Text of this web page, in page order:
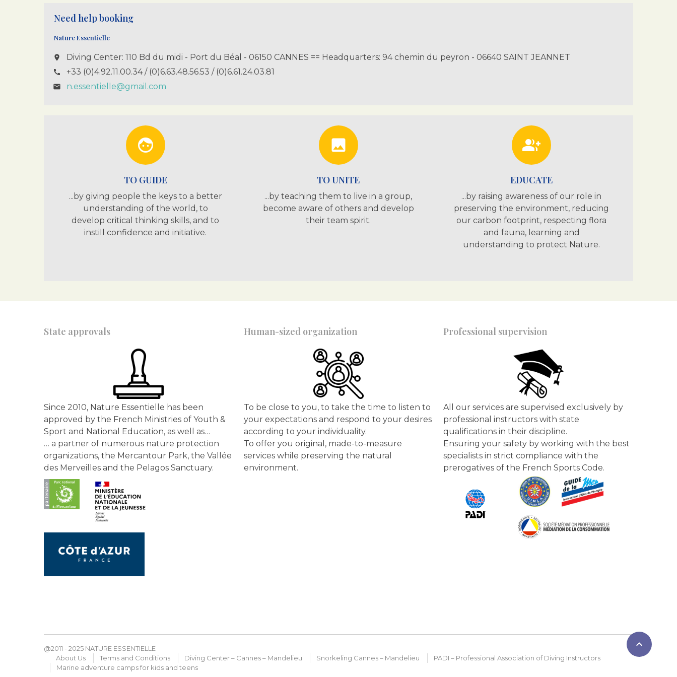
comportements, que Sabine
et François on l'habitude de
voilà ce qui transparaît.
Need help booking
Nature Essentielle
place Diving Center: 110 Bd du midi - Port du Béal - 06150 CANNES == Headquarters: 94 chemin du peyron - 06640 SAINT JEANNET
call +33 (0)4.92.11.00.34 / (0)6.63.48.56.53 / (0)6.61.24.03.81
email n.essentielle@gmail.com
face
TO GUIDE
...by giving people the keys to a better
understanding of the world, to
develop critical thinking skills, and to
instill confidence and initiative.
photo
TO UNITE
...by teaching them to live in a group,
become aware of others and develop
their team spirit.
group_add
EDUCATE
...by raising awareness of our role in
preserving the environment, reducing
our carbon footprint, respecting flora
and fauna, learning and
understanding to protect Nature.
State approvals
Since 2010, Nature Essentielle has been
approved by the French Ministries of Youth &
Sport and National Education, as well as…
… a partner of numerous nature protection
organizations, the Mercantour Park, the Vallée
des Merveilles and the Pelagos Sanctuary.
Human-sized organization
To be close to you, to take the time to listen to
your expectations and respond to your desires
according to your individuality.
To offer you original, made-to-measure
services while preserving the natural
environment.
Professional supervision
All our services are supervised exclusively by
professional instructors with state
qualifications in their discipline.
Ensuring your safety by working with the best
specialists in strict compliance with the
prerogatives of the French Sports Code.
@2011 - 2025 NATURE ESSENTIELLE
About Us
Terms and Conditions Diving Center – Cannes – Mandelieu Snorkeling Cannes – Mandelieu
PADI – Professional Association of Diving Instructors
Marine adventure camps for kids and teens
